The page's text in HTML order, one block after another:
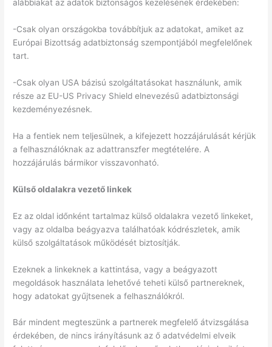
alábbiakat az adatok biztonságos kezelésének érdekében:
-Csak olyan országokba továbbítjuk az adatokat, amiket az
Európai Bizottság adatbiztonság szempontjából megfelelőnek
tart.
-Csak olyan USA bázisú szolgáltatásokat használunk, amik
része az EU-US Privacy Shield elnevezésű adatbiztonsági
kezdeményezésnek.
Ha a fentiek nem teljesülnek, a kifejezett hozzájárulását kérjük
a felhasználóknak az adattranszfer megtételére. A
hozzájárulás bármikor visszavonható.
Külső oldalakra vezető linkek
Ez az oldal időnként tartalmaz külső oldalakra vezető linkeket,
vagy az oldalba beágyazva találhatóak kódrészletek, amik
külső szolgáltatások működését biztosítják.
Ezeknek a linkeknek a kattintása, vagy a beágyazott
megoldások használata lehetővé teheti külső partnereknek,
hogy adatokat gyűjtsenek a felhasználókról.
Bár mindent megteszünk a partnerek megfelelő átvizsgálása
érdekében, de nincs irányításunk az ő adatvédelmi elveik